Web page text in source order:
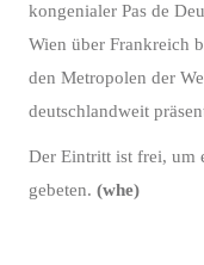
kongenialer Pas de
Wien über Frankreich
den Metropolen der
deutschlandweit
Der Eintritt ist frei, um
gebeten. (whe)